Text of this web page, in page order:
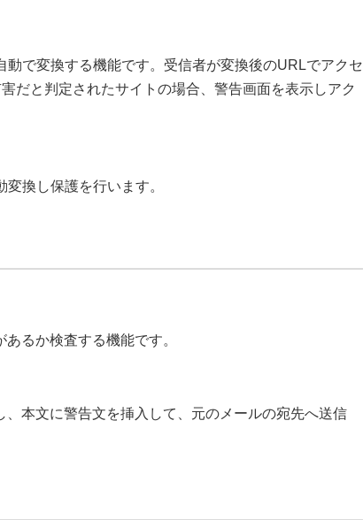
で変換する機能です。受信者が変換後のURLでアクセ
だと判定されたサイトの場合、警告画面を表示しアク
換し保護を行います。
るか検査する機能です。
本文に警告文を挿入して、元のメールの宛先へ送信